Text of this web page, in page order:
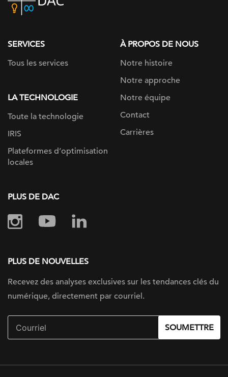
home
SERVICES
Tous les services
LA TECHNOLOGIE
Toute la technologie
IRIS
Plateformes d’optimisation
locales
À PROPOS DE NOUS
Notre histoire
Notre approche
Notre équipe
Contact
Carrières
PLUS DE DAC
PLUS DE NOUVELLES
Recevez des analyses exclusives sur les tendances clés du
numérique, directement par courriel.
SOUMETTRE